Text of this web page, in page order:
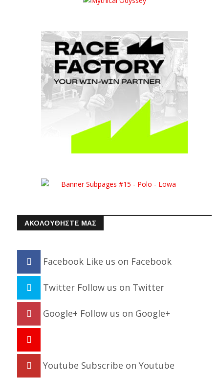
ΑΚΟΛΟΥΘΗΣΤΕ ΜΑΣ
Facebook Like us on Facebook
Twitter Follow us on Twitter
Google+ Follow us on Google+
Youtube Subscribe on Youtube